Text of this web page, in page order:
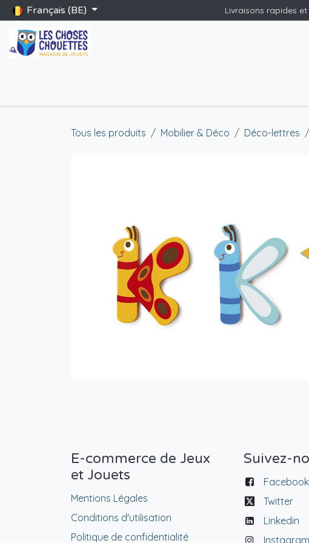
Se rendre au contenu
Français (BE) Livraisons rapides
Tous les produits Mobilier & Déco Déco-lettres
E-commerce de Jeux
et Jouets
Mentions Légales
Conditions d'utilisation
Politique de confidentialité
Suivez-
Facebook
Twitter
Linkedin
Instagram